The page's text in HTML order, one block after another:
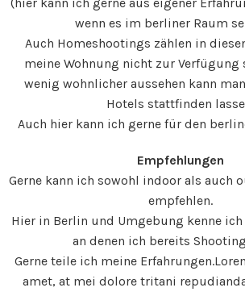
wenn es im berliner Raum
Auch Homeshootings zählen in
meine Wohnung nicht zur Verfügung
wenig wohnlicher aussehen kann
Hotels stattfinden
Auch hier kann ich gerne für den
Empfehlungen
Gerne kann ich sowohl indoor als auch
empfehlen.
Hier in Berlin und Umgebung kenne
an denen ich bereits
Gerne teile ich meine
amet, at mei dolore tritani